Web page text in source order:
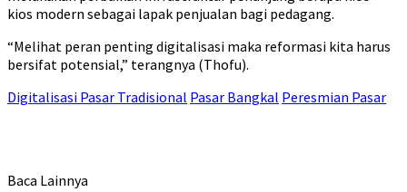
kios modern sebagai lapak penjualan bagi pedagang.
“Melihat peran penting digitalisasi maka reformasi kita harus
bersifat potensial,” terangnya (Thofu).
Digitalisasi Pasar Tradisional Pasar Bangkal Peresmian Pasar
Baca Lainnya